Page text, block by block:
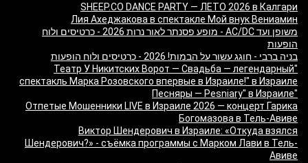
SHEEP.CO DANCE PARTY — ЛЕТО 2026 в Калгари
Лия Ахеджакова в спектакле Мой внук Вениамин
משופן ועד AC/DC - מופע פסנתר לאור נרות 2026 - כרטיסים ולוח
הופעות
בניה ברבי - חוגג עשור על הבמות! 2026 - כרטיסים ולוח הופעות
"Театр У Никитских Ворот — Свадьба — легендарный
спектакль Марка Розовского впервые в Израиле!" в Израиле
"Песняры — Pesniary" в Израиле
Отпетые Мошенники LIVE в Израиле 2026 — концерт Гарика
Богомазова в Тель-Авиве
Виктор Шендерович в Израиле: «Откуда взялся
Шендерович?» - съёмка программы с Марком Лави в Тель-
Авиве